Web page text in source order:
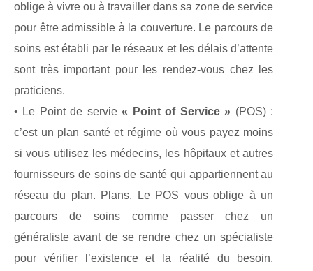
oblige à vivre ou à travailler dans sa zone de service
pour être admissible à la couverture. Le parcours de
soins est établi par le réseaux et les délais d’attente
sont très important pour les rendez-vous chez les
praticiens.
• Le Point de servie« Point of Service » (POS) :
c’est un plan santé et régime où vous payez moins
si vous utilisez les médecins, les hôpitaux et autres
fournisseurs de soins de santé qui appartiennent au
réseau du plan. Plans. Le POS vous oblige à un
parcours de soins comme passer chez un
généraliste avant de se rendre chez un spécialiste
pour vérifier l’existence et la réalité du besoin.